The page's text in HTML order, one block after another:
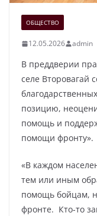
ОБЩЕСТВО
12.05.2026 admin
В преддверии
селе Второвагай
позицию,
помощь и
помощи фронту».
«В каждом
тем или иным
помощь бойцам,
фронте. Кто-то